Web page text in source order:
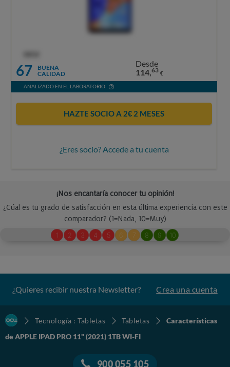
67
BUENA
CALIDAD
Desde
114,63 €
ANALIZADO EN EL LABORATORIO
HAZTE SOCIO A 2€ 2 MESES
¿Eres socio? Accede a tu cuenta
¿Quieres recibir nuestra Newsletter? Crea una cuenta
Tecnología : Tabletas Tabletas
Características
de APPLE IPAD PRO 11" (2021) 1TB WI-FI
900 055 105